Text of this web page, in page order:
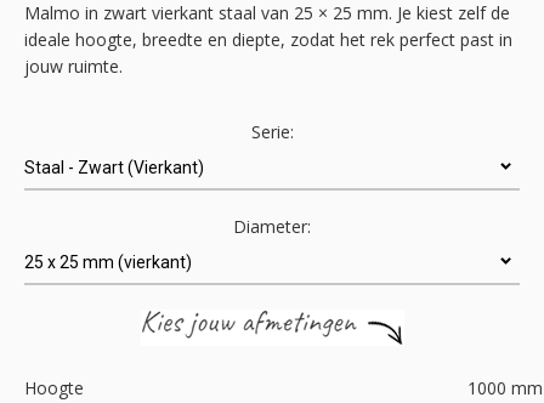
Malmo in zwart vierkant staal van 25 × 25 mm. Je kiest zelf de
ideale hoogte, breedte en diepte, zodat het rek perfect past in
jouw ruimte.
Serie:
Diameter:
Hoogte 1000 mm